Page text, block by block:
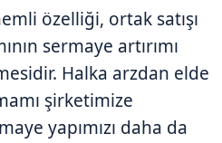
özelliği, ortak satışı
sermaye artırımı
Halka arzdan elde
şirketimize
yapımızı daha da